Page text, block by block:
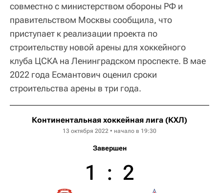
совместно с министерством обороны РФ и
правительством Москвы сообщила, что
приступает к реализации проекта по
строительству новой арены для хоккейного
клуба ЦСКА на Ленинградском проспекте. В мае
2022 года Есмантович оценил сроки
строительства арены в три года.
Континентальная хоккейная лига (КХЛ)
13 октября 2022 • начало в 19:30
Завершен
1 : 2